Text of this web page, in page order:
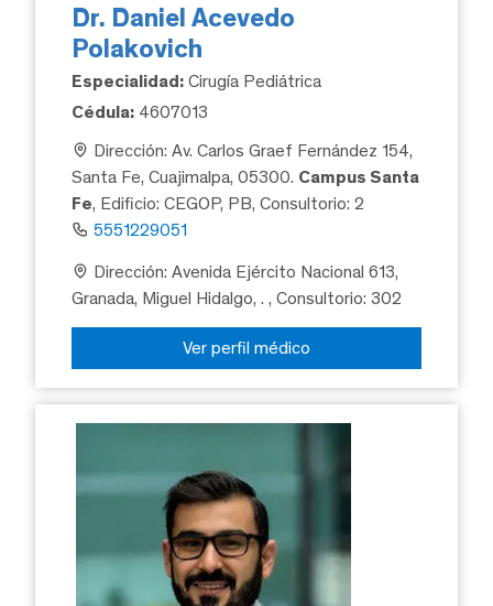
Dr. Daniel Acevedo
Polakovich
Especialidad: Cirugía Pediátrica
Cédula: 4607013
Dirección: Av. Carlos Graef Fernández 154,
Santa Fe, Cuajimalpa, 05300. Campus Santa
Fe, Edificio: CEGOP, PB, Consultorio: 2
5551229051
Dirección: Avenida Ejército Nacional 613,
Granada, Miguel Hidalgo, ., Consultorio: 302
Ver perfil médico